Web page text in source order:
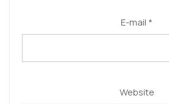
E-mail *
Website